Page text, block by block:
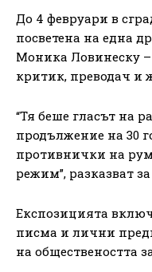
До 4 февруари в
посветена на една
Моника Ловинеску –
критик, преводач и
“Тя беше гласът на
продължение на 30
противнички на
режим”, разказват
Експозицията
писма и лични
на обществеността